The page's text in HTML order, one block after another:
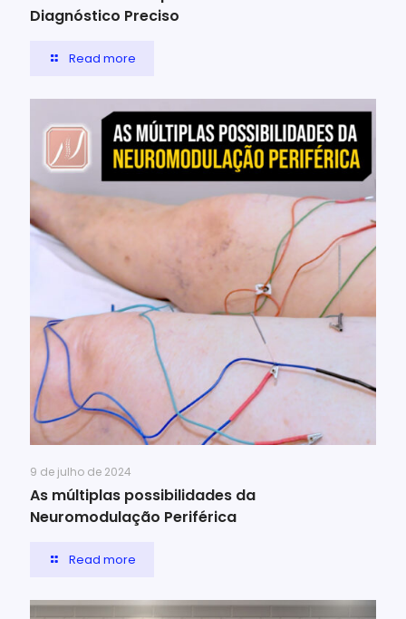
Diagnóstico Preciso
Read more
9 de julho de 2024
As múltiplas possibilidades da
Neuromodulação Periférica
Read more